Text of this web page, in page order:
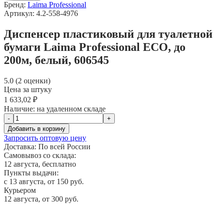
Бренд: Laima Professional
Артикул: 4.2-558-4976
Диспенсер пластиковый для туалетной
бумаги Laima Professional ECO, до
200м, белый, 606545
5.0 (2 оценки)
Цена за штуку
1 633,02 ₽
Наличие: на удаленном складе
-
+
Добавить в корзину
Запросить оптовую цену
Доставка: По всей России
Самовывоз со склада:
12 августа, бесплатно
Пункты выдачи:
c 13 августа, от 150 руб.
Курьером
12 августа, от 300 руб.